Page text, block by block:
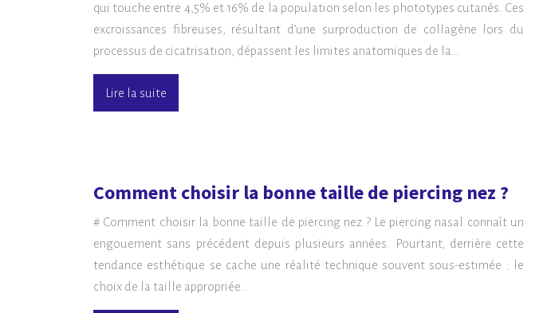
qui touche entre 4,5% et 16% de la population selon les phototypes cutanés. Ces
excroissances fibreuses, résultant d’une surproduction de collagène lors du
processus de cicatrisation, dépassent les limites anatomiques de la…
Lire la suite
Comment choisir la bonne taille de piercing nez ?
# Comment choisir la bonne taille de piercing nez ? Le piercing nasal connaît un
engouement sans précédent depuis plusieurs années. Pourtant, derrière cette
tendance esthétique se cache une réalité technique souvent sous-estimée : le
choix de la taille appropriée…